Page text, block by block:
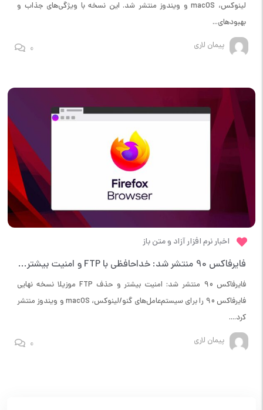
لینوکس، macOS و ویندوز منتشر شد. این نسخه با ویژگی‌های جذاب و
بهبودهای...
پیمان لاری
0
اخبار نرم افزار آزاد و متن باز
فایرفاکس 90 منتشر شد: خداحافظی با FTP و امنیت بیشتر برای وب‌گرد
فایرفاکس 90 منتشر شد: امنیت بیشتر و حذف FTP موزیلا نسخه نهایی
فایرفاکس 90 را برای سیستم‌عامل‌های گنو/لینوکس، macOS و ویندوز منتشر
کرد....
پیمان لاری
0